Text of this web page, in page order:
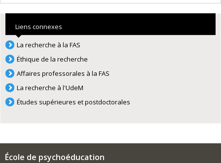
Liens connexes
La recherche à la FAS
Éthique de la recherche
Affaires professorales à la FAS
La recherche à l'UdeM
Études supérieures et postdoctorales
École de psychoéducation